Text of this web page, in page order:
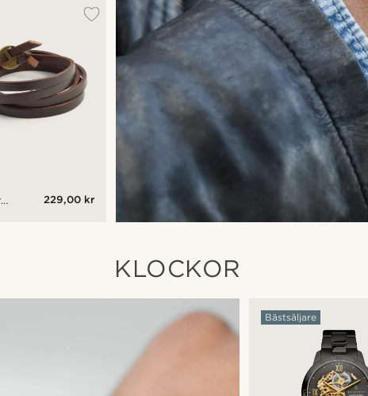
229,00 kr
KLOCKOR
Bästsäljare